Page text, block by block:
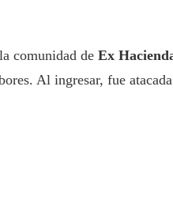
comunidad de Ex
Al ingresar, fue